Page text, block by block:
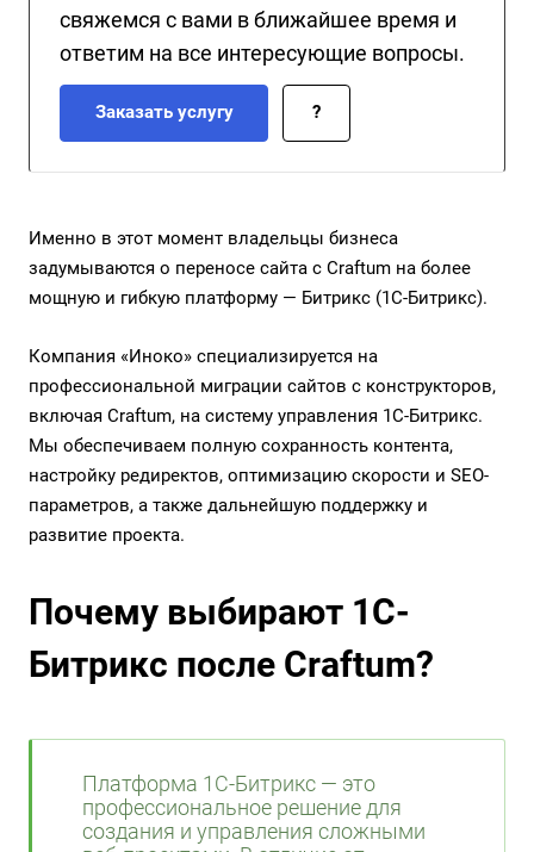
свяжемся с вами в ближайшее время и
ответим на все интересующие вопросы.
Заказать услугу ?
Именно в этот момент владельцы бизнеса
задумываются о переносе сайта с Craftum на более
мощную и гибкую платформу — Битрикс (1С-Битрикс).
Компания «Иноко» специализируется на
профессиональной миграции сайтов с конструкторов,
включая Craftum, на систему управления 1С-Битрикс.
Мы обеспечиваем полную сохранность контента,
настройку редиректов, оптимизацию скорости и SEO-
параметров, а также дальнейшую поддержку и
развитие проекта.
Почему выбирают 1С-
Битрикс после Craftum?
Платформа 1С-Битрикс — это
профессиональное решение для
создания и управления сложными